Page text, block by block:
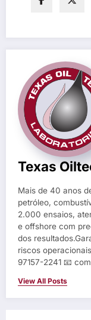
Texas
Mais de 40 anos
petróleo,
2.000 ensaios,
e offshore com
dos
riscos
97157-2241 📧
View All Posts